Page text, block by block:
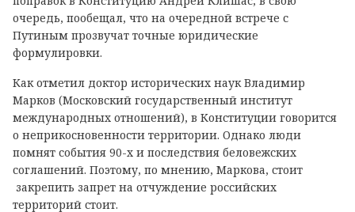
очередь, пообещал, что на очередной встрече с
Путиным прозвучат точные юридические
формулировки.
Как отметил доктор исторических наук Владимир
Марков (Московский государственный институт
международных отношений), в Конституции говорится
о неприкосновенности территории. Однако люди
помнят события 90-х и последствия беловежских
соглашений. Поэтому, по мнению, Маркова, стоит
закрепить запрет на отчуждение российских
территорий стоит.